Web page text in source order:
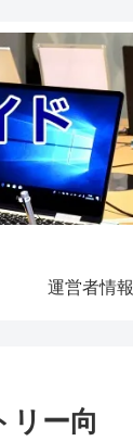
運営者情報
リー向